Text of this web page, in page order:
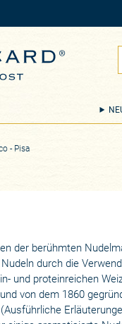
- Pisa
der berühmten
durch die
und proteinreichen
von dem 1860